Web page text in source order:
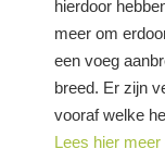
hierdoor
meer om
een voeg
breed. Er zijn
vooraf welke
Lees hier